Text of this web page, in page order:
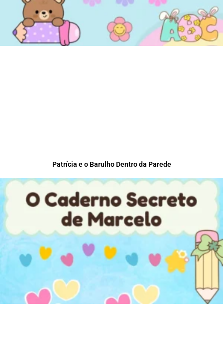
Patrícia e o Barulho Dentro da Parede